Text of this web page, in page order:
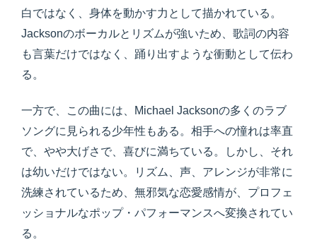
白ではなく、身体を動かす力として描かれている。
Jacksonのボーカルとリズムが強いため、歌詞の内容
も言葉だけではなく、踊り出すような衝動として伝わ
る。
一方で、この曲には、Michael Jacksonの多くのラブ
ソングに見られる少年性もある。相手への憧れは率直
で、やや大げさで、喜びに満ちている。しかし、それ
は幼いだけではない。リズム、声、アレンジが非常に
洗練されているため、無邪気な恋愛感情が、プロフェ
ッショナルなポップ・パフォーマンスへ変換されてい
る。